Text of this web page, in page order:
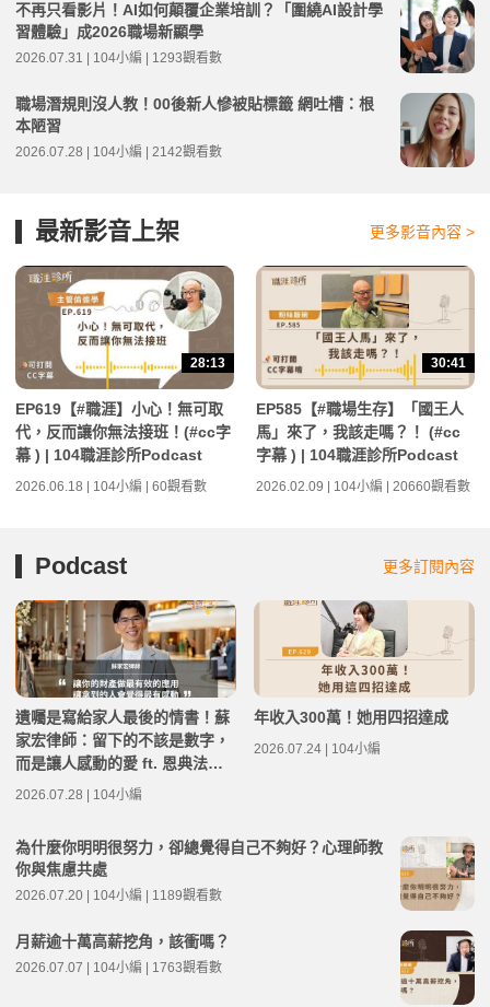
不再只看影片！AI如何顛覆企業培訓？「圍繞AI設計學
習體驗」成2026職場新顯學
2026.07.31 | 104小編 | 1293觀看數
職場潛規則沒人教！00後新人慘被貼標籤 網吐槽：根
本陋習
2026.07.28 | 104小編 | 2142觀看數
最新影音上架 更多影音內容 >
28:13
EP619【#職涯】小心！無可取
代，反而讓你無法接班！(#cc字
幕 ) | 104職涯診所Podcast
2026.06.18 | 104小編 | 60觀看數
30:41
EP585【#職場生存】「國王人
馬」來了，我該走嗎？！ (#cc
字幕 ) | 104職涯診所Podcast
2026.02.09 | 104小編 | 20660觀看數
Podcast 更多訂閱內容
遺囑是寫給家人最後的情書！蘇
家宏律師：留下的不該是數字，
而是讓人感動的愛 ft. 恩典法律
事務所創辦人 蘇家宏律師 | 高年
2026.07.28 | 104小編
年收入300萬！她用四招達成
2026.07.24 | 104小編
為什麼你明明很努力，卻總覺得自己不夠好？心理師教
你與焦慮共處
2026.07.20 | 104小編 | 1189觀看數
月薪逾十萬高薪挖角，該衝嗎？
2026.07.07 | 104小編 | 1763觀看數